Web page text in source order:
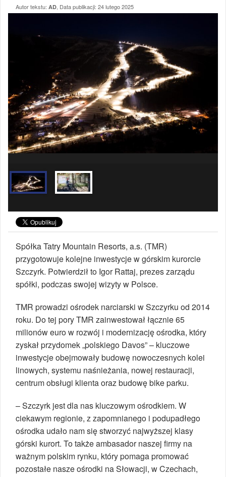
Autor tekstu: AD , Data publikacji: 24 lutego 2025
Spółka Tatry Mountain Resorts, a.s. (TMR)
przygotowuje kolejne inwestycje w górskim kurorcie
Szczyrk. Potwierdził to Igor Rattaj, prezes zarządu
spółki, podczas swojej wizyty w Polsce.
TMR prowadzi ośrodek narciarski w Szczyrku od 2014
roku. Do tej pory TMR zainwestował łącznie 65
milionów euro w rozwój i modernizację ośrodka, który
zyskał przydomek „polskiego Davos” – kluczowe
inwestycje obejmowały budowę nowoczesnych kolei
linowych, systemu naśnieżania, nowej restauracji,
centrum obsługi klienta oraz budowę bike parku.
– Szczyrk jest dla nas kluczowym ośrodkiem. W
ciekawym regionie, z zapomnianego i podupadłego
ośrodka udało nam się stworzyć najwyższej klasy
górski kurort. To także ambasador naszej firmy na
ważnym polskim rynku, który pomaga promować
pozostałe nasze ośrodki na Słowacji, w Czechach,